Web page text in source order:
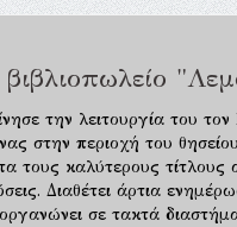
την λειτουργία του
στην περιοχή του
τους καλύτερους τίτλους
Διαθέτει άρτια
σε τακτά